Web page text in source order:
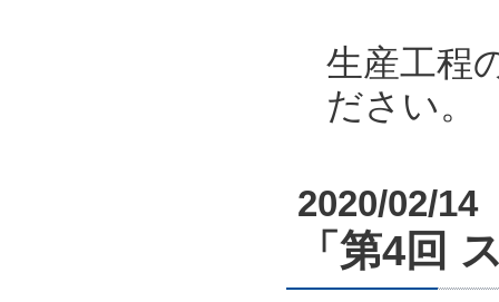
生産工程
ださい。
2020/02/14
「第4回